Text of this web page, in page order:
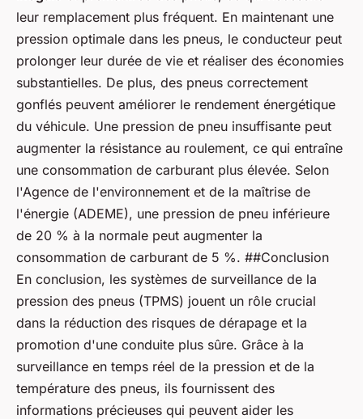
leur remplacement plus fréquent. En maintenant une
pression optimale dans les pneus, le conducteur peut
prolonger leur durée de vie et réaliser des économies
substantielles. De plus, des pneus correctement
gonflés peuvent améliorer le rendement énergétique
du véhicule. Une pression de pneu insuffisante peut
augmenter la résistance au roulement, ce qui entraîne
une consommation de carburant plus élevée. Selon
l'Agence de l'environnement et de la maîtrise de
l'énergie (ADEME), une pression de pneu inférieure
de 20 % à la normale peut augmenter la
consommation de carburant de 5 %. ##Conclusion
En conclusion, les systèmes de surveillance de la
pression des pneus (TPMS) jouent un rôle crucial
dans la réduction des risques de dérapage et la
promotion d'une conduite plus sûre. Grâce à la
surveillance en temps réel de la pression et de la
température des pneus, ils fournissent des
informations précieuses qui peuvent aider les